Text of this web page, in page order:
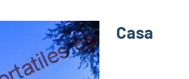
Casa